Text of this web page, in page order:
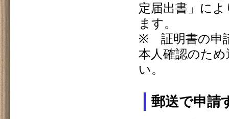
定届出書」に
ます。
※ 証明書の申
本人確認のた
い。
郵送で申請